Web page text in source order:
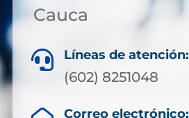
Cauca
 Líneas de atención:
(602) 8251048
Correo electrónico: